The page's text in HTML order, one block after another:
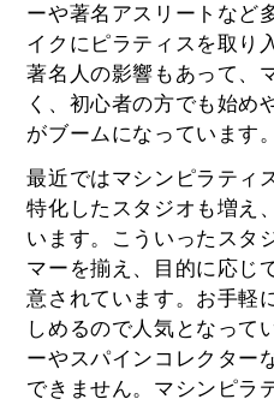
ーや著名アスリートなど
イクにピラティスを取り
著名人の影響もあって、
く、初心者の方でも始め
がブームになっています。
最近ではマシンピラティ
特化したスタジオも増え
います。こういったスタ
マーを揃え、目的に応じ
意されています。お手軽
しめるので人気となって
ーやスパインコレクター
できません。マシンピラ